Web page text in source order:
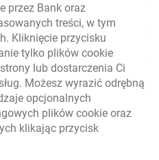
przez Bank oraz
treści, w tym
Kliknięcie przycisku
tylko plików cookie
lub dostarczenia Ci
Możesz wyrazić odrębną
opcjonalnych
plików cookie oraz
klikając przycisk